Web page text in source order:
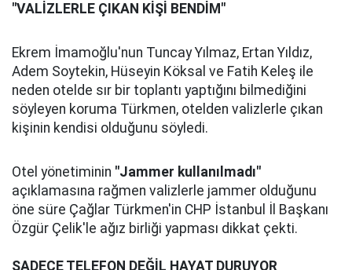
"VALİZLERLE ÇIKAN KİŞİ BENDİM"
Ekrem İmamoğlu'nun Tuncay Yılmaz, Ertan Yıldız,
Adem Soytekin, Hüseyin Köksal ve Fatih Keleş ile
neden otelde sır bir toplantı yaptığını bilmediğini
söyleyen koruma Türkmen, otelden valizlerle çıkan
kişinin kendisi olduğunu söyledi.
Otel yönetiminin "Jammer kullanılmadı"
açıklamasına rağmen valizlerle jammer olduğunu
öne süre Çağlar Türkmen'in CHP İstanbul İl Başkanı
Özgür Çelik'le ağız birliği yapması dikkat çekti.
SADECE TELEFON DEĞİL HAYAT DURUYOR